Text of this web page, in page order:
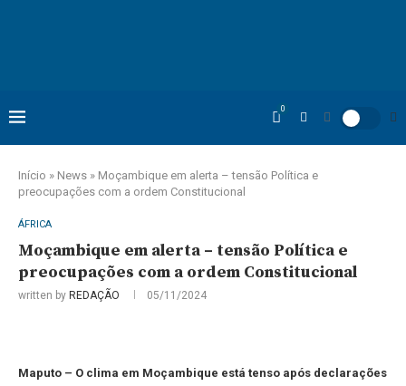
0
Início » News » Moçambique em alerta – tensão Política e
preocupações com a ordem Constitucional
ÁFRICA
Moçambique em alerta – tensão Política e
preocupações com a ordem Constitucional
written by REDAÇÃO 05/11/2024
Maputo – O clima em Moçambique está tenso após declarações